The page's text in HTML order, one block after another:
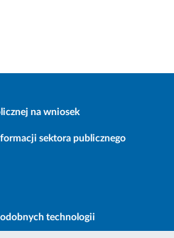
na wniosek
sektora publicznego
technologii